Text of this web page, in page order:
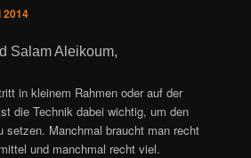
2014
Salam Aleikoum,
in kleinem Rahmen oder auf der
die Technik dabei wichtig, um den
setzen. Manchmal braucht man recht
und manchmal recht viel.